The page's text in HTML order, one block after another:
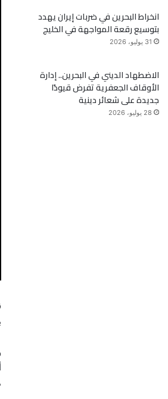
انخراط البحرين في ضربات إيران يهدد
بتوسيع رقعة المواجهة في الخليج
31 يوليو، 2026
الاضطهاد الديني في البحرين.. إدارة
الأوقاف الجعفرية تفرض قيودًا
جديدة على شعائر دينية
28 يوليو، 2026